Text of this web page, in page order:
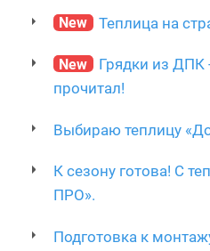
New Теплица на
New
Грядки из ДПК
прочитал!
Выбираю теплицу
К сезону готова! С
ПРО».
Подготовка к